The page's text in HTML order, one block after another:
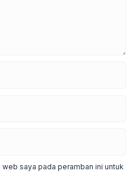
saya pada peramban ini untuk